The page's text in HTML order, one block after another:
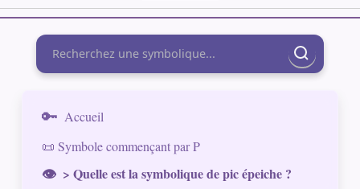
Rechercher
Accueil
📜 Symbole commençant par P
> Quelle est la symbolique de pic épeiche ?